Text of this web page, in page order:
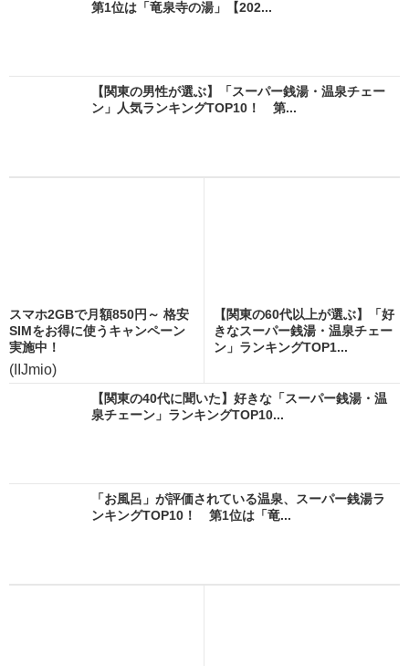
第1位は「竜泉寺の湯」【202...
【関東の男性が選ぶ】「スーパー銭湯・温泉チェー
ン」人気ランキングTOP10！ 第...
スマホ2GBで月額850円～ 格安
SIMをお得に使うキャンペーン
実施中！
(IIJmio)
【関東の60代以上が選ぶ】「好
きなスーパー銭湯・温泉チェー
ン」ランキングTOP1...
【関東の40代に聞いた】好きな「スーパー銭湯・温
泉チェーン」ランキングTOP10...
「お風呂」が評価されている温泉、スーパー銭湯ラ
ンキングTOP10！ 第1位は「竜...